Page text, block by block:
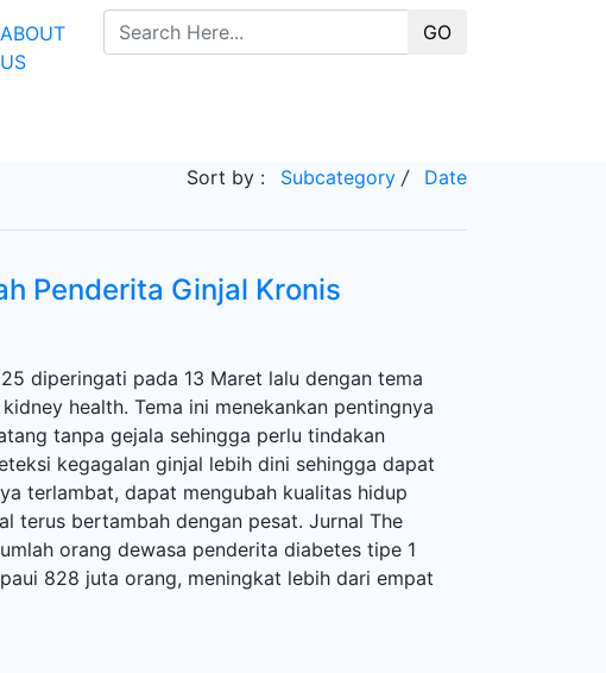
ABOUT
US
GO
Sort by : Subcategory / Date
Penderita Ginjal Kronis
diperingati pada 13 Maret lalu dengan tema
health. Tema ini menekankan pentingnya
tanpa gejala sehingga perlu tindakan
kegagalan ginjal lebih dini sehingga dapat
terlambat, dapat mengubah kualitas hidup
terus bertambah dengan pesat. Jurnal The
orang dewasa penderita diabetes tipe 1
828 juta orang, meningkat lebih dari empat